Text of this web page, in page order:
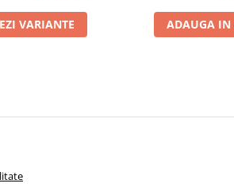
VARIANTE ADAUGA IN